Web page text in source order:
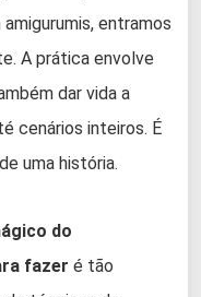
entramos
A prática envolve
dar vida a
cenários inteiros. É
uma história.
do
fazer é tão